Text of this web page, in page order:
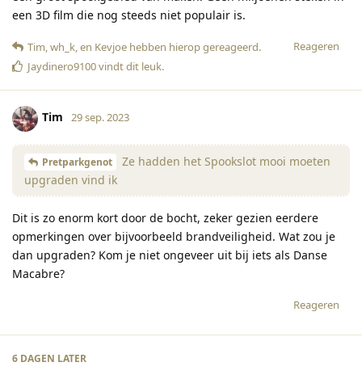
een 3D film die nog steeds niet populair is.
Reageren
Tim wh_k , en Kevjoe hebben hierop gereageerd.
Jaydinero9100vindt dit leuk.
Tim 29 sep. 2023
Pretparkgenot
Ze hadden het Spookslot mooi moeten
upgraden vind ik
Dit is zo enorm kort door de bocht, zeker gezien eerdere
opmerkingen over bijvoorbeeld brandveiligheid. Wat zou je
dan upgraden? Kom je niet ongeveer uit bij iets als Danse
Macabre?
Reageren
6 DAGEN LATER